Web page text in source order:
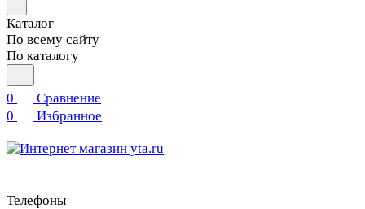
Каталог
По всему сайту
По каталогу
0
Сравнение
0
Избранное
Телефоны